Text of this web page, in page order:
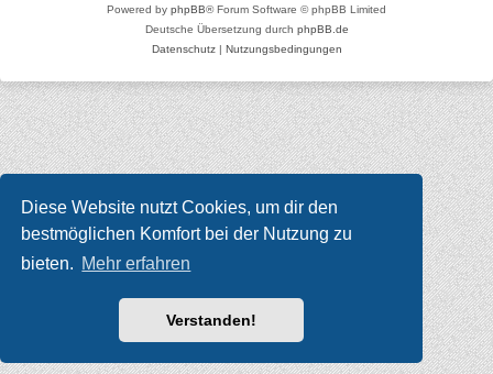
Diese Website nutzt Cookies, um dir den
bestmöglichen Komfort bei der Nutzung zu
bieten. Mehr erfahren
Verstanden!
Powered by phpBB® Forum Software © phpBB Limited
Deutsche Übersetzung durch phpBB.de
Datenschutz| Nutzungsbedingungen